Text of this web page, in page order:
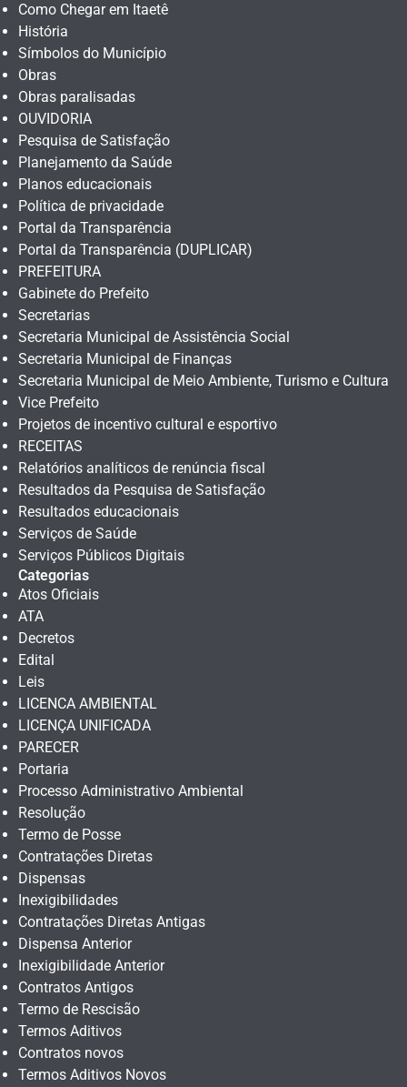
Como Chegar em Itaetê
História
Símbolos do Município
Obras
Obras paralisadas
OUVIDORIA
Pesquisa de Satisfação
Planejamento da Saúde
Planos educacionais
Política de privacidade
Portal da Transparência
Portal da Transparência (DUPLICAR)
PREFEITURA
Gabinete do Prefeito
Secretarias
Secretaria Municipal de Assistência Social
Secretaria Municipal de Finanças
Secretaria Municipal de Meio Ambiente, Turismo e Cultura
Vice Prefeito
Projetos de incentivo cultural e esportivo
RECEITAS
Relatórios analíticos de renúncia fiscal
Resultados da Pesquisa de Satisfação
Resultados educacionais
Serviços de Saúde
Serviços Públicos Digitais
Categorias
Atos Oficiais
ATA
Decretos
Edital
Leis
LICENCA AMBIENTAL
LICENÇA UNIFICADA
PARECER
Portaria
Processo Administrativo Ambiental
Resolução
Termo de Posse
Contratações Diretas
Dispensas
Inexigibilidades
Contratações Diretas Antigas
Dispensa Anterior
Inexigibilidade Anterior
Contratos Antigos
Termo de Rescisão
Termos Aditivos
Contratos novos
Termos Aditivos Novos